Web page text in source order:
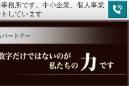
務所です。中小企業、個人事業
しています